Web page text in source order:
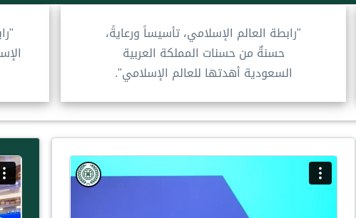
"رابطة العالم الإسلامي، تأسيساً ورعايةً،
حسنةٌ من حسنات المملكة العربية
السعودية أهدتها للعالم الإسلامي".